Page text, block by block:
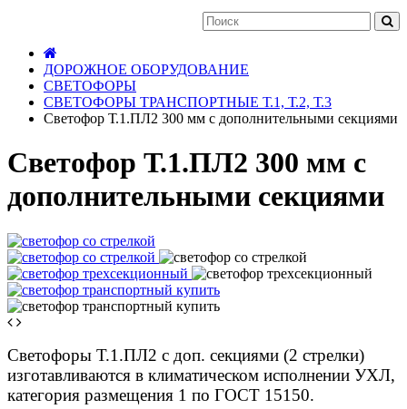
ДОРОЖНОЕ ОБОРУДОВАНИЕ
СВЕТОФОРЫ
СВЕТОФОРЫ ТРАНСПОРТНЫЕ Т.1, Т.2, Т.3
Светофор Т.1.ПЛ2 300 мм с дополнительными секциями
Светофор Т.1.ПЛ2 300 мм с
дополнительными секциями
Светофоры Т.1.ПЛ2 с доп. секциями (2 стрелки)
изготавливаются в климатическом исполнении УХЛ,
категория размещения 1 по ГОСТ 15150.